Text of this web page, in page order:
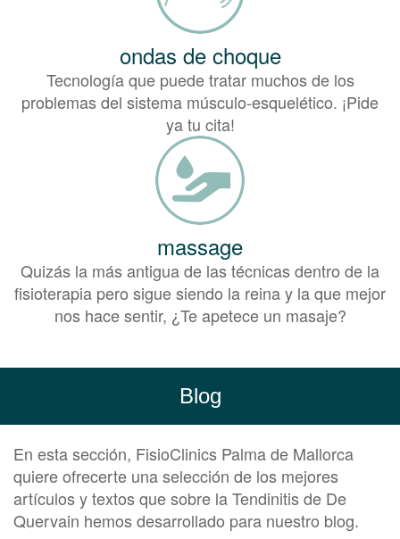
ondas de choque
Tecnología que puede tratar muchos de los
problemas del sistema músculo-esquelético. ¡Pide
ya tu cita!
massage
Quizás la más antigua de las técnicas dentro de la
fisioterapia pero sigue siendo la reina y la que mejor
nos hace sentir, ¿Te apetece un masaje?
Blog
En esta sección, FisioClinics Palma de Mallorca
quiere ofrecerte una selección de los mejores
artículos y textos que sobre la Tendinitis de De
Quervain hemos desarrollado para nuestro blog.